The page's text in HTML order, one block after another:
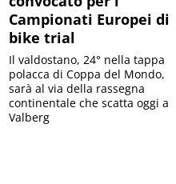
Campionati Europei di
bike trial
Il valdostano, 24° nella tappa
polacca di Coppa del Mondo,
sarà al via della rassegna
continentale che scatta oggi a
Valberg